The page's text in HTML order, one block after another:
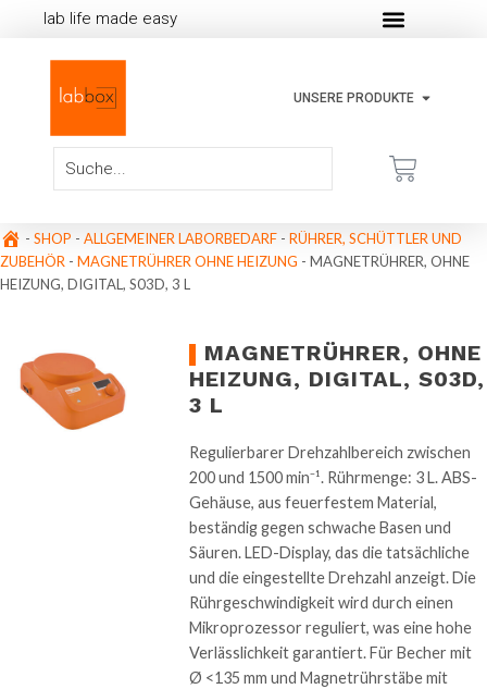
lab life made easy
UNSERE PRODUKTE
- SHOP - ALLGEMEINER LABORBEDARF - RÜHRER, SCHÜTTLER UND
ZUBEHÖR - MAGNETRÜHRER OHNE HEIZUNG - MAGNETRÜHRER, OHNE
HEIZUNG, DIGITAL, S03D, 3 L
MAGNETRÜHRER, OHNE
HEIZUNG, DIGITAL, S03D,
3 L
Regulierbarer Drehzahlbereich zwischen
200 und 1500 min⁻¹. Rührmenge: 3 L. ABS-
Gehäuse, aus feuerfestem Material,
beständig gegen schwache Basen und
Säuren. LED-Display, das die tatsächliche
und die eingestellte Drehzahl anzeigt. Die
Rührgeschwindigkeit wird durch einen
Mikroprozessor reguliert, was eine hohe
Verlässlichkeit garantiert. Für Becher mit
Ø <135 mm und Magnetrührstäbe mit